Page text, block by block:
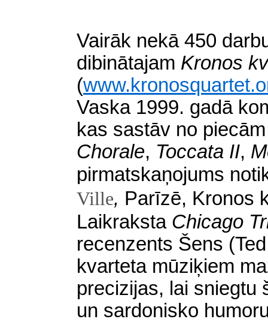
Vairāk nekā 450
dibinātajam Kronos
(
Vaska 1999. gadā
kas sastāv no
Chorale, Toccata II,
pirmatskaņojums
Ville, Parīzē, Kronos
Laikraksta Chicago
recenzents Šens
kvarteta mūziķiem
precizijas, lai sniegtu
un sardonisko